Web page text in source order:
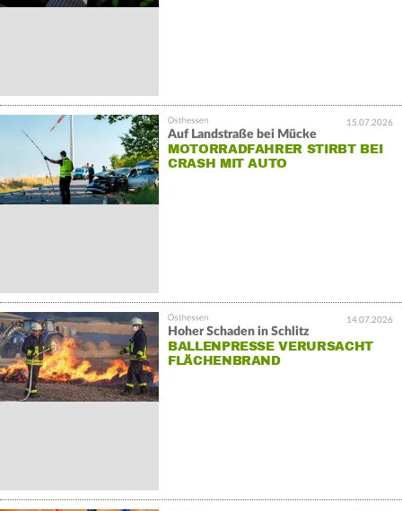
15.07.2026
Auf Landstraße bei Mücke
MOTORRADFAHRER STIRBT BEI
CRASH MIT AUTO
14.07.2026
Hoher Schaden in Schlitz
BALLENPRESSE VERURSACHT
FLÄCHENBRAND